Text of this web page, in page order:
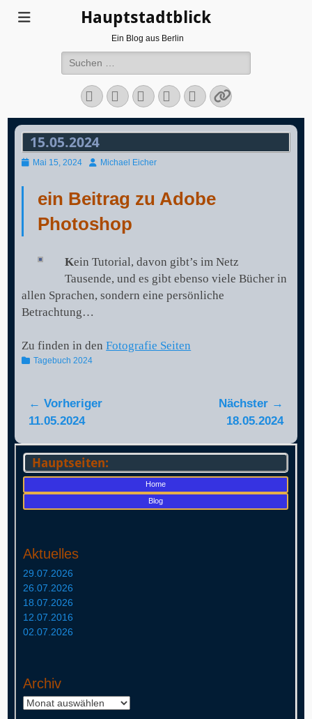
Hauptstadtblick
Ein Blog aus Berlin
Suchen
nach:
Facebook
TwitterLinkedIn
FlickrInstagram
15.05.2024
Veröffentlicht
Mai 15, 2024 AutorMichael Eicher
ein Beitrag zu Adobe
Photoshop
Kein Tutorial, davon gibt’s im Netz
Tausende, und es gibt ebenso viele Bücher in
allen Sprachen, sondern eine persönliche
Betrachtung…
Zu finden in denFotografie Seiten
Kategorien
Tagebuch 2024
Beitragsnavigation
← Vorheriger
Vorheriger
11.05.2024
Nächster →
18.05.2024
Hauptseiten:
Home
Blog
Aktuelles
29.07.2026
26.07.2026
18.07.2026
12.07.2016
02.07.2026
Archiv
Archiv